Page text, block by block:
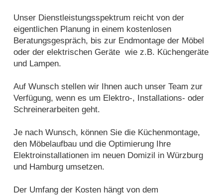
Unser Dienstleistungsspektrum reicht von der
eigentlichen Planung in einem kostenlosen
Beratungsgespräch, bis zur Endmontage der Möbel
oder der elektrischen Geräte wie z.B. Küchengeräte
und Lampen.
Auf Wunsch stellen wir Ihnen auch unser Team zur
Verfügung, wenn es um Elektro-, Installations- oder
Schreinerarbeiten geht.
Je nach Wunsch, können Sie die Küchenmontage,
den Möbelaufbau und die Optimierung Ihre
Elektroinstallationen im neuen Domizil in Würzburg
und Hamburg umsetzen.
Der Umfang der Kosten hängt von dem